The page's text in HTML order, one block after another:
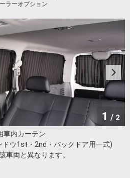
ラーオプション
1 /2
車内カーテン
ドウ1st・2nd・バックドア用一式)
車両と異なります。